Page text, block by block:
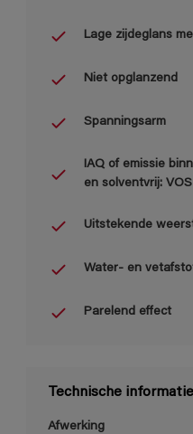
Lage zijdeglans
Niet opglanzend
Spanningsarm
IAQ of emissie
en solventvrij:
Uitstekende
Water- en
Parelend effect
Technische informatie
Afwerking